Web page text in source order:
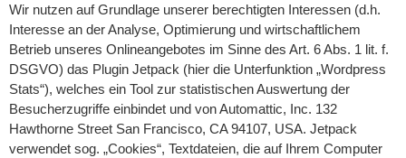
Wir nutzen auf Grundlage unserer berechtigten Interessen (d.h.
Interesse an der Analyse, Optimierung und wirtschaftlichem
Betrieb unseres Onlineangebotes im Sinne des Art. 6 Abs. 1 lit. f.
DSGVO) das Plugin Jetpack (hier die Unterfunktion „Wordpress
Stats“), welches ein Tool zur statistischen Auswertung der
Besucherzugriffe einbindet und von Automattic, Inc. 132
Hawthorne Street San Francisco, CA 94107, USA. Jetpack
verwendet sog. „Cookies“, Textdateien, die auf Ihrem Computer